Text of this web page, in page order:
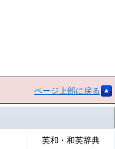
ページ上部に戻る
英和・和英辞典